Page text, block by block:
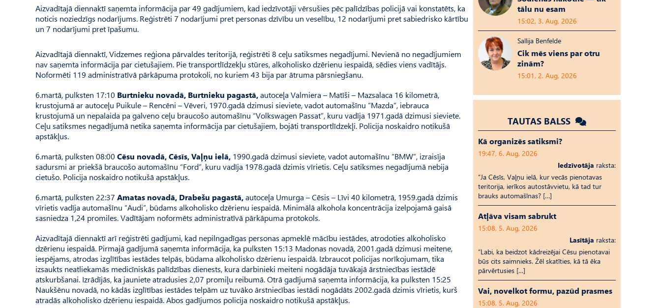
Aizvadītajā diennaktī saņemta informācija par 49 gadījumiem, kad iedzīvotāji vērsušies pēc palīdzības policijā vai konstatēts, ka
noticis noziedzīgs nodarījums. Reģistrēti 7 nodarījumi pret personas dzīvību un veselību, 12 nodarījumi pret sabiedrisko kārtību
un 7 nodarījumi pret īpašumu.
Aizvadītajā diennaktī, Vidzemes reģiona pārvaldes teritorijā, reģistrēti 8 ceļu satiksmes negadījumi. Nevienā no negadījumiem
nav saņemta informācija par cietušajiem. Pie transportlīdzekļu stūres, alkoholisko dzērienu iespaidā, sēdies viens vadītājs.
Noformēti 119 administratīvā pārkāpuma protokoli, no kuriem 43 bija par ātruma pārsniegšanu.
6.martā, pulksten 17:10 Burtnieku novadā, Burtnieku pagastā,autoceļa Valmiera – Matīši – Mazsalaca 16 kilometrā,
krustojumā ar autoceļu Puikule – Rencēni – Vēveri, 1970.gadā dzimusi sieviete, vadot automašīnu “Mazda”, iebrauca
krustojumā un nepalaida pa galveno ceļu braucošo automašīnu “Volkswagen Passat”, kuru vadīja 1971.gadā dzimusi sieviete.
Ceļu satiksmes negadījumā netika saņemta informācija par cietušajiem, bojāti transportlīdzekļi. Policija noskaidro notikušā
apstākļus.
6.martā, pulksten 08:00 Cēsu novadā, Cēsīs, Vaļņu ielā, 1990.gadā dzimusi sieviete, vadot automašīnu “BMW”, izraisīja
sadursmi ar priekšā braucošo automašīnu “Ford”, kuru vadīja 1978.gadā dzimis vīrietis. Ceļu satiksmes negadījumā nebija
cietušo. Policija noskaidro notikušā apstākļus.
6.martā, pulksten 22:37 Amatas novadā, Drabešu pagastā,autoceļa Umurga – Cēsis – Līvi 40 kilometrā, 1959.gadā dzimis
vīrietis vadīja automašīnu “Audi”, būdams alkoholisko dzērienu iespaidā. Minimālā alkohola koncentrācija izelpojamā gaisā
sasniedza 1,24 promiles. Vadītājam noformēts administratīvā pārkāpuma protokols.
Aizvadītajā diennaktī arī reģistrēti gadījumi, kad nepilngadīgas personas apmeklē mācību iestādes, atrodoties alkoholisko
dzērienu iespaidā. Pirmajā gadījumā saņemta informācija, ka pulksten 15:13 Madonas novadā, 2001.gadā dzimusi meitene,
iespējams, atrodas izglītības iestādes telpās, būdama alkoholisko dzērienu iespaidā. Izbraucot policijas norīkojumam, tika
izsaukts neatliekamās medicīniskās palīdzības dienests, kura darbinieki meiteni nogādāja tuvākajā ārstniecības iestādē
atskurbšanai. Izrādījās, ka jauniete atradusies 2,07 promiļu reibumā. Otrā gadījumā saņemta informācija, ka pulksten 15:25
Naukšēnu novadā, no kādās izglītības iestādes telpām uz tuvāko ārstniecības iestādi nogādāts 2002.gadā dzimis vīrietis, kurš
atradās alkoholisko dzērienu iespaidā. Abos gadījumos policija noskaidro notikušā apstākļus.
tālu nu esam
15:02, 3. Aug, 2026
Sallija Benfelde
Cik mēs viens par otru
zinām?
15:01, 2. Aug, 2026
TAUTAS BALSS
Kā organizēs satiksmi?
19:47, 6. Aug, 2026
Iedzīvotāja raksta:
“Ja Cēsīs, Vaļņu ielā, kur vecās pienotavas
teritorija, ierīkos autostāvvietu, kā tad tur
brauks automašīnas? […]
Atļāva visam sabrukt
15:08, 5. Aug, 2026
Lasītāja raksta:
“Labi, ka beidzot kādreizējai Cēsu pienotavai
būs cits saimnieks. Žēl skatīties, kā tā ēka
pārvērtusies […]
Vai, novelkot formu, pazūd prasmes
15:08, 5. Aug, 2026